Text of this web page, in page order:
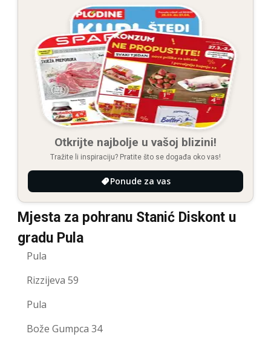
Otkrijte najbolje u vašoj blizini!
Tražite li inspiraciju? Pratite što se događa oko vas!
Ponude za vas
Mjesta za pohranu Stanić Diskont u
gradu Pula
Pula
Rizzijeva 59
Pula
Bože Gumpca 34